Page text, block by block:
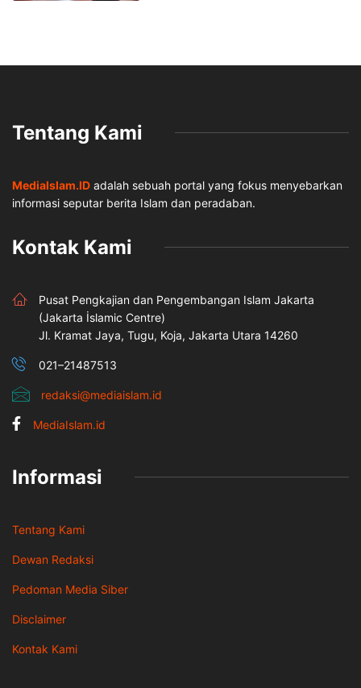
Tentang Kami
MediaIslam.ID adalah sebuah portal yang fokus menyebarkan
informasi seputar berita Islam dan peradaban.
Kontak Kami
Pusat Pengkajian dan Pengembangan Islam Jakarta
(Jakarta İslamic Centre)
Jl. Kramat Jaya, Tugu, Koja, Jakarta Utara 14260
021–21487513
redaksi@mediaislam.id
MediaIslam.id
Informasi
Tentang Kami
Dewan Redaksi
Pedoman Media Siber
Disclaimer
Kontak Kami